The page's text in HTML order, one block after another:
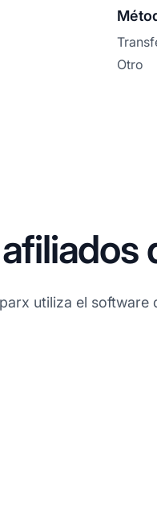
Otro
utiliza el